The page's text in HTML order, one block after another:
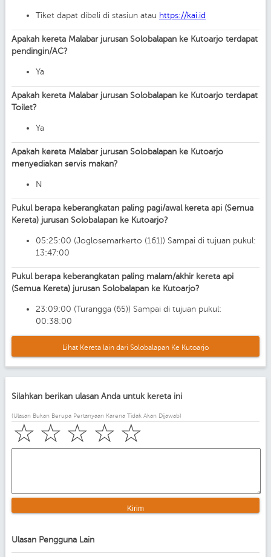
Tiket dapat dibeli di stasiun atau https://kai.id
Apakah kereta Malabar jurusan Solobalapan ke Kutoarjo terdapat
pendingin/AC?
Ya
Apakah kereta Malabar jurusan Solobalapan ke Kutoarjo terdapat
Toilet?
Ya
Apakah kereta Malabar jurusan Solobalapan ke Kutoarjo
menyediakan servis makan?
N
Pukul berapa keberangkatan paling pagi/awal kereta api (Semua
Kereta) jurusan Solobalapan ke Kutoarjo?
05:25:00 (Joglosemarkerto (161)) Sampai di tujuan pukul:
13:47:00
Pukul berapa keberangkatan paling malam/akhir kereta api
(Semua Kereta) jurusan Solobalapan ke Kutoarjo?
23:09:00 (Turangga (65)) Sampai di tujuan pukul:
00:38:00
Lihat Kereta lain dari Solobalapan Ke Kutoarjo
Silahkan berikan ulasan Anda untuk kereta ini
(Ulasan Bukan Berupa Pertanyaan Karena Tidak Akan Dijawab)
☆
☆
☆
☆
☆
Ulasan Pengguna Lain